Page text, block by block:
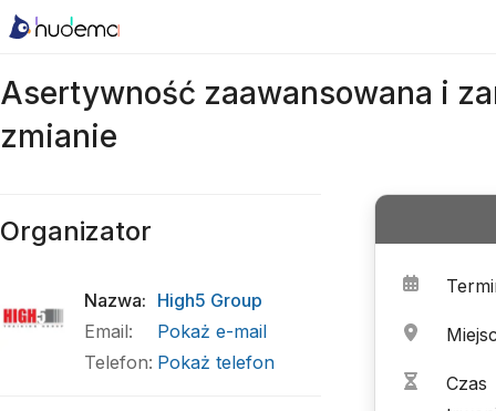
Asertywność zaawansowana i
zmianie
Czas
Organizator
Nazwa: High5 Group
Email:
Pokaż e-mail
Telefon: Pokaż telefon